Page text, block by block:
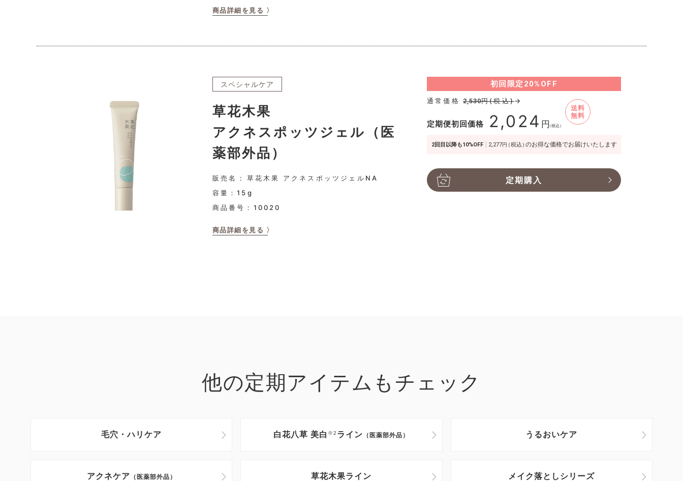
商品詳細を見る 〉
スペシャルケア
草花木果
アクネスポッツジェル（医
薬部外品）
販売名 : 草花木果 アクネスポッツジェルNA
容量：15g
商品番号： 10020
商品詳細を見る 〉
初回限定 20%OFF
通常価格 2,530円(税込)→
定期便初回価格 2,024 円（税込）
送料
無料
2回目以降も10%OFF 2,277円（税込）のお得な価格でお届けいたします
定期購入
他の定期アイテムもチェック
毛穴・ハリケア 白花八草 美白 ※2 ライン （医薬部外品） うるおいケア
アクネケア （医薬部外品） 草花木果ライン メイク落としシリーズ